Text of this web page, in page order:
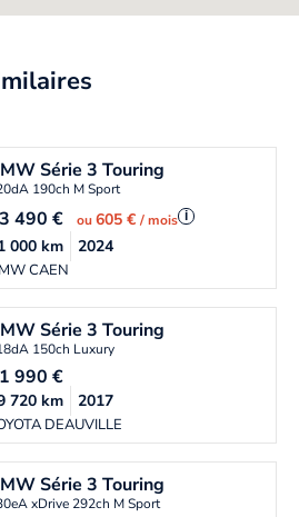
Série 3 Touring
190ch M Sport
490€ ou605 €/ mois i
CAEN
000km 2024
Série 3 Touring
150ch Luxury
990€
DEAUVILLE
720km 2017
Série 3 Touring
xDrive 292ch M Sport